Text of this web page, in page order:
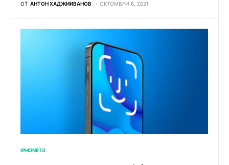
ОТ АНТОН ХАДЖИИВАНОВ ОКТОМВРИ 6, 2021
IPHONE 13